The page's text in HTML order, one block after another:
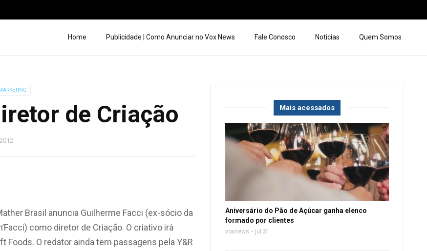
Home Publicidade | Como Anunciar no Vox News Fale Conosco Noticias Quem Somos
de Criação
Brasil anuncia Guilherme Facci (ex-sócio da
como diretor de Criação. O criativo irá
Foods. O redator ainda tem passagens pela Y&R
Mais acessados
Aniversário do Pão de Açúcar ganha elenco
formado por clientes
voxnews jul 31